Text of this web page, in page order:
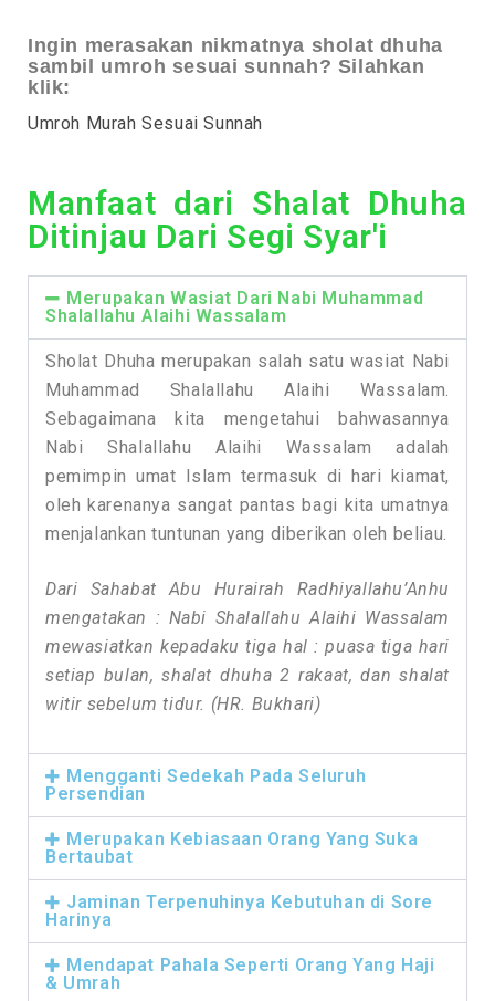
Ingin merasakan nikmatnya sholat dhuha
sambil umroh sesuai sunnah? Silahkan
klik:
Umroh Murah Sesuai Sunnah
Manfaat dari Shalat Dhuha
Ditinjau Dari Segi Syar'i
Merupakan Wasiat Dari Nabi Muhammad
Shalallahu Alaihi Wassalam
Sholat Dhuha merupakan salah satu wasiat Nabi
Muhammad Shalallahu Alaihi Wassalam.
Sebagaimana kita mengetahui bahwasannya
Nabi Shalallahu Alaihi Wassalam adalah
pemimpin umat Islam termasuk di hari kiamat,
oleh karenanya sangat pantas bagi kita umatnya
menjalankan tuntunan yang diberikan oleh beliau.
Dari Sahabat Abu Hurairah Radhiyallahu’Anhu
mengatakan : Nabi Shalallahu Alaihi Wassalam
mewasiatkan kepadaku tiga hal : puasa tiga hari
setiap bulan, shalat dhuha 2 rakaat, dan shalat
witir sebelum tidur. (HR. Bukhari)
Mengganti Sedekah Pada Seluruh
Persendian
Merupakan Kebiasaan Orang Yang Suka
Bertaubat
Jaminan Terpenuhinya Kebutuhan di Sore
Harinya
Mendapat Pahala Seperti Orang Yang Haji
& Umrah